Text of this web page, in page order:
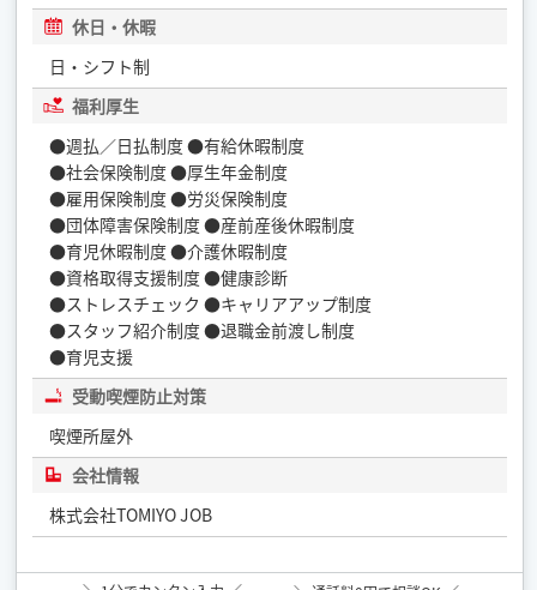
休日・休暇
日・シフト制
福利厚生
●週払／日払制度 ●有給休暇制度
●社会保険制度 ●厚生年金制度
●雇用保険制度 ●労災保険制度
●団体障害保険制度 ●産前産後休暇制度
●育児休暇制度 ●介護休暇制度
●資格取得支援制度 ●健康診断
●ストレスチェック ●キャリアアップ制度
●スタッフ紹介制度 ●退職金前渡し制度
●育児支援
受動喫煙防止対策
喫煙所屋外
会社情報
株式会社TOMIYO JOB